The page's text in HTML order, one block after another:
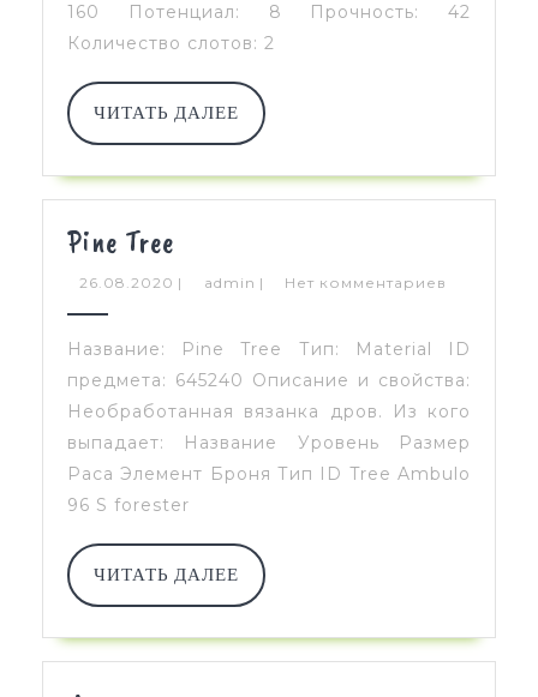
160 Потенциал: 8 Прочность: 42
Количество слотов: 2
ЧИТАТЬ ДАЛЕЕ ЧИТАТЬ
ДАЛЕЕ
Pine Tree
Tree
26.08.2020 26.08.2020
| admin admin
| Нет комментариев
Название: Pine Tree Тип: Material ID
предмета: 645240 Описание и свойства:
Необработанная вязанка дров. Из кого
выпадает: Название Уровень Размер
Раса Элемент Броня Тип ID Tree Ambulo
96 S forester
ЧИТАТЬ ДАЛЕЕ ЧИТАТЬ
ДАЛЕЕ